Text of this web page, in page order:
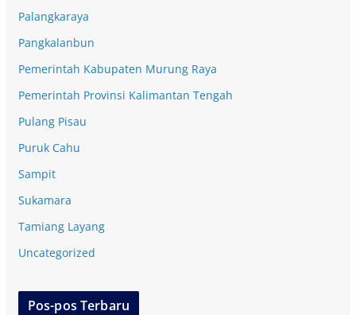
Palangkaraya
Pangkalanbun
Pemerintah Kabupaten Murung Raya
Pemerintah Provinsi Kalimantan Tengah
Pulang Pisau
Puruk Cahu
Sampit
Sukamara
Tamiang Layang
Uncategorized
Pos-pos Terbaru